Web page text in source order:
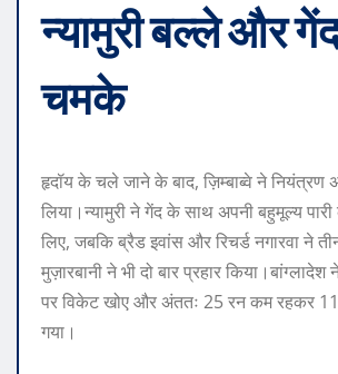
न्यामुरी बल्ले और
चमके
हृदॉय के चले जाने के बाद, ज़िम्बाब्वे ने नियंत्रण
लिया।न्यामुरी ने गेंद के साथ अपनी बहुमूल्य
लिए, जबकि ब्रैड इवांस और रिचर्ड नगारवा ने
मुज़ारबानी ने भी दो बार प्रहार किया।बांग्लादेश
पर विकेट खोए और अंततः 25 रन कम रहकर
गया।